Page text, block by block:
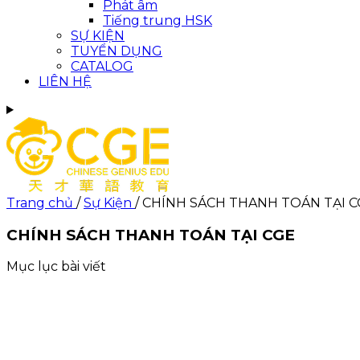
Phát âm
Tiếng trung HSK
SỰ KIỆN
TUYỂN DỤNG
CATALOG
LIÊN HỆ
Trang chủ / Sự Kiện / CHÍNH SÁCH THANH TOÁN TẠI
CHÍNH SÁCH THANH TOÁN TẠI CGE
Mục lục bài viết